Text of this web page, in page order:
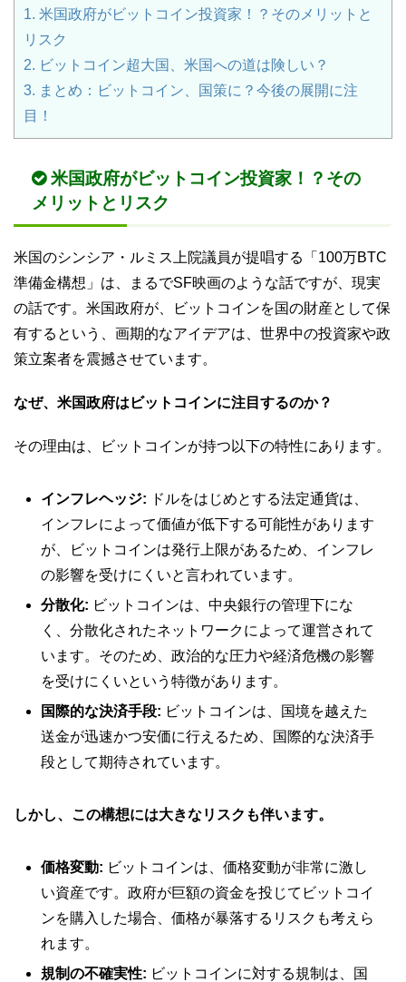
1. 米国政府がビットコイン投資家！？そのメリットと
リスク
2. ビットコイン超大国、米国への道は険しい？
3. まとめ：ビットコイン、国策に？今後の展開に注
目！
米国政府がビットコイン投資家！？その
メリットとリスク
米国のシンシア・ルミス上院議員が提唱する「100万BTC
準備金構想」は、まるでSF映画のような話ですが、現実
の話です。米国政府が、ビットコインを国の財産として保
有するという、画期的なアイデアは、世界中の投資家や政
策立案者を震撼させています。
なぜ、米国政府はビットコインに注目するのか？
その理由は、ビットコインが持つ以下の特性にあります。
インフレヘッジ: ドルをはじめとする法定通貨は、
インフレによって価値が低下する可能性があります
が、ビットコインは発行上限があるため、インフレ
の影響を受けにくいと言われています。
分散化: ビットコインは、中央銀行の管理下にな
く、分散化されたネットワークによって運営されて
います。そのため、政治的な圧力や経済危機の影響
を受けにくいという特徴があります。
国際的な決済手段: ビットコインは、国境を越えた
送金が迅速かつ安価に行えるため、国際的な決済手
段として期待されています。
しかし、この構想には大きなリスクも伴います。
価格変動: ビットコインは、価格変動が非常に激し
い資産です。政府が巨額の資金を投じてビットコイ
ンを購入した場合、価格が暴落するリスクも考えら
れます。
規制の不確実性: ビットコインに対する規制は、国